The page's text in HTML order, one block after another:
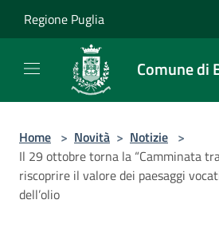
Regione Puglia
Comune di
Home > Novità > Notizie >
Il 29 ottobre torna la “Camminata
riscoprire il valore dei paesaggi
dell’olio